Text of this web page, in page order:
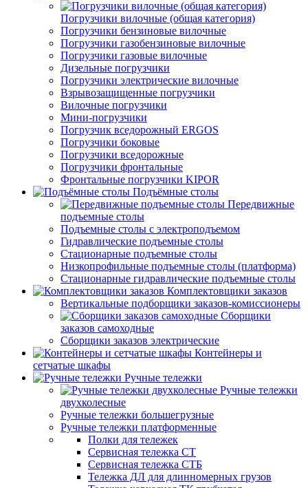
Погрузчики вилочные (общая категория)
Погрузчики бензиновые вилочные
Погрузчики газобензиновые вилочные
Погрузчики газовые вилочные
Дизельные погрузчики
Погрузчики электрические вилочные
Взрывозащищенные погрузчики
Вилочные погрузчики
Мини-погрузчики
Погрузчик вседорожный ERGOS
Погрузчики боковые
Погрузчики вседорожные
Погрузчики фронтальные
Фронтальные погрузчики KIPOR
Подъёмные столы
Передвижные
подъемные столы
Подъемные столы с электроподъемом
Гидравлические подъемные столы
Стационарные подъемные столы
Низкопрофильные подъемные столы (платформа)
Стационарные гидравлические подъемные столы
Комплектовщики заказов
Вертикальные подборщики заказов-комиссионеры
Сборщики
заказов самоходные
Сборщики заказов электрические
Контейнеры и
сетчатые шкафы
Ручные тележки
Ручные тележки
двухколесные
Ручные тележки большегрузные
Ручные тележки платформенные
Полки для тележек
Сервисная тележка СТ
Сервисная тележка СТБ
Тележка ДЛ для длинномерных грузов